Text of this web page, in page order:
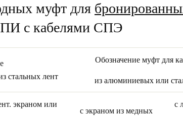
муфт для
с кабелями СПЭ
стальных лент
Обозначение муфт для
из алюминиевых или
экраном или
с экраном из медных
с